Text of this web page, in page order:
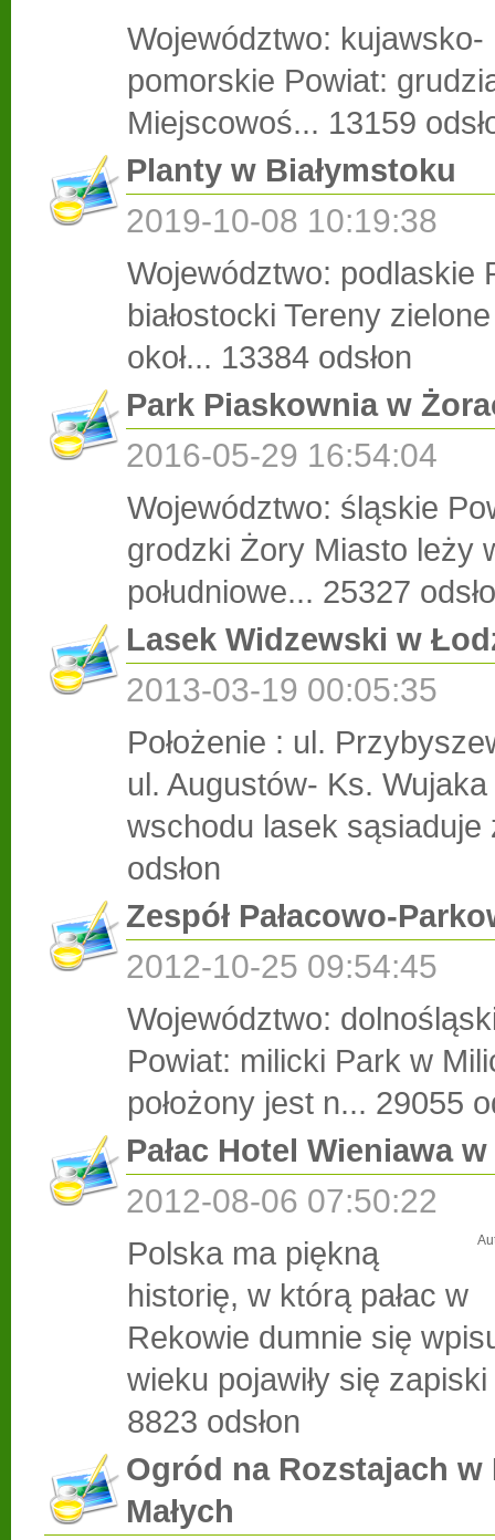
Województwo: kujawsko-
pomorskie Powiat:
Miejscowoś... 13159
Planty w Białymstoku
2019-10-08 10:19:38
Województwo: podlaskie
białostocki Tereny
okoł... 13384 odsłon
Park Piaskownia w
2016-05-29 16:54:04
Województwo: śląskie
grodzki Żory Miasto leży
południowe... 25327
Lasek Widzewski w
2013-03-19 00:05:35
Położenie : ul.
ul. Augustów- Ks.
wschodu lasek sąsiaduje
odsłon
Zespół Pałacowo-
2012-10-25 09:54:45
Województwo:
Powiat: milicki Park w
położony jest n... 29055
Pałac Hotel Wieniawa
2012-08-06 07:50:22
Polska ma piękną
historię, w którą pałac w
Rekowie dumnie się
wieku pojawiły się
8823 odsłon
Ogród na Rozstajach w
Małych